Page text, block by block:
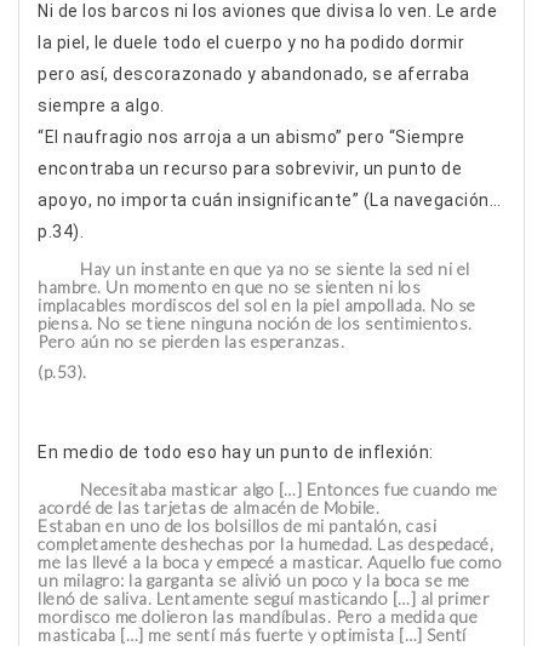
Ni de los barcos ni los aviones que divisa lo ven. Le arde
la piel, le duele todo el cuerpo y no ha podido dormir
pero así, descorazonado y abandonado, se aferraba
siempre a algo.
“El naufragio nos arroja a un abismo” pero “Siempre
encontraba un recurso para sobrevivir, un punto de
apoyo, no importa cuán insignificante” (La navegación…
p.34).
Hay un instante en que ya no se siente la sed ni el
hambre. Un momento en que no se sienten ni los
implacables mordiscos del sol en la piel ampollada. No se
piensa. No se tiene ninguna noción de los sentimientos.
Pero aún no se pierden las esperanzas.
(p.53).
En medio de todo eso hay un punto de inflexión:
Necesitaba masticar algo […] Entonces fue cuando me
acordé de las tarjetas de almacén de Mobile.
Estaban en uno de los bolsillos de mi pantalón, casi
completamente deshechas por la humedad. Las despedacé,
me las llevé a la boca y empecé a masticar. Aquello fue como
un milagro: la garganta se alivió un poco y la boca se me
llenó de saliva. Lentamente seguí masticando […] al primer
mordisco me dolieron las mandíbulas. Pero a medida que
masticaba […] me sentí más fuerte y optimista […] Sentí